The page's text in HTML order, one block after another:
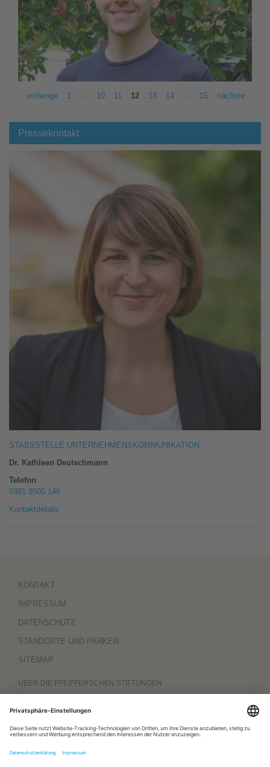
vorherige 1 10 11 12 13 14 15 nächste
Pressekontakt
STABSSTELLE UNTERNEHMENSKOMMUNIKATION
Dr. Kathleen Deutschmann
Telefon
0391 8505 146
Kontaktdetails
KONTAKT
IMPRESSUM
DATENSCHUTZ
STANDORTE UND PARKEN
SITEMAP
ÜBER DIE PFEIFFERSCHEN STIFTUNGEN
Komplexträger und bieten
Menschen mit Behinderung, außerdemWerkstättenmit ca. 600 Beschäftigten
hinaus sind sie zu 100 Prozent am